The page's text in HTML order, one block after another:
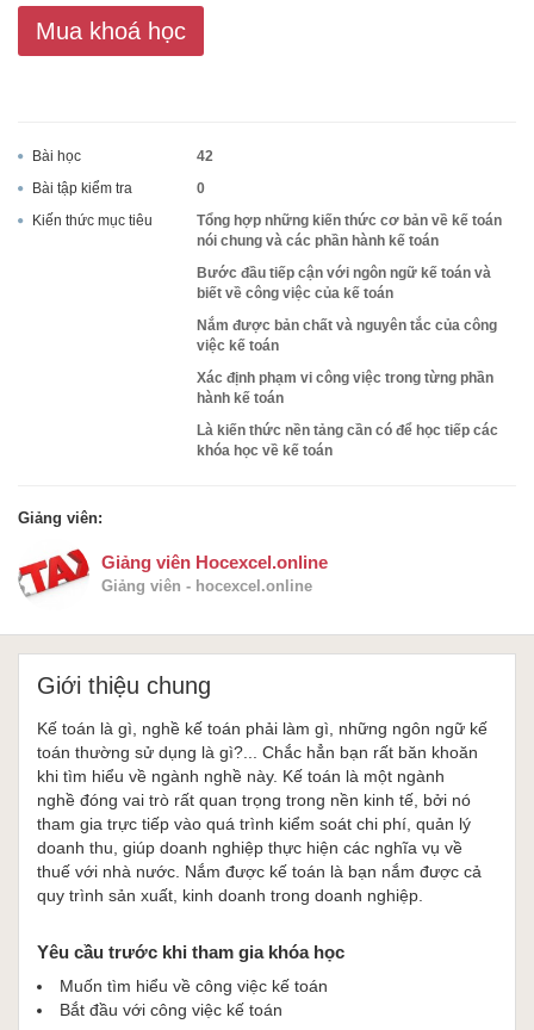
MOS
Mua khoá học
Bài học
42
Bài tập kiểm tra
0
Kiến thức mục tiêu
Tổng hợp những kiến thức cơ bản về kế toán
nói chung và các phần hành kế toán
Bước đầu tiếp cận với ngôn ngữ kế toán và
biết về công việc của kế toán
Nắm được bản chất và nguyên tắc của công
việc kế toán
Xác định phạm vi công việc trong từng phần
hành kế toán
Là kiến thức nền tảng cần có để học tiếp các
khóa học về kế toán
Giảng viên:
Giảng viên Hocexcel.online
Giảng viên - hocexcel.online
Giới thiệu chung
Kế toán là gì, nghề kế toán phải làm gì, những ngôn ngữ kế
toán thường sử dụng là gì?... Chắc hẳn bạn rất băn khoăn
khi tìm hiểu về ngành nghề này. Kế toán là một ngành
nghề đóng vai trò rất quan trọng trong nền kinh tế, bởi nó
tham gia trực tiếp vào quá trình kiểm soát chi phí, quản lý
doanh thu, giúp doanh nghiệp thực hiện các nghĩa vụ về
thuế với nhà nước. Nắm được kế toán là bạn nắm được cả
quy trình sản xuất, kinh doanh trong doanh nghiệp.
Yêu cầu trước khi tham gia khóa học
Muốn tìm hiểu về công việc kế toán
Bắt đầu với công việc kế toán